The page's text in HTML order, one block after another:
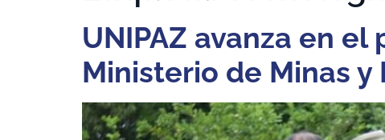
UNIPAZ avanza en
Ministerio de Minas y